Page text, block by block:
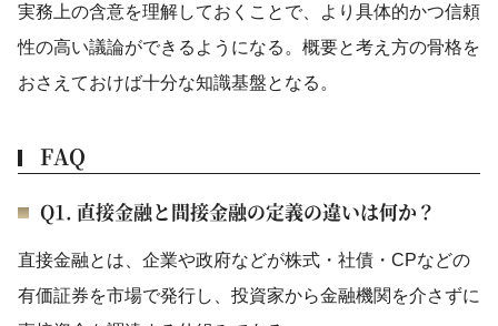
実務上の含意を理解しておくことで、より具体的かつ信頼
性の高い議論ができるようになる。概要と考え方の骨格を
おさえておけば十分な知識基盤となる。
FAQ
Q1. 直接金融と間接金融の定義の違いは何か？
直接金融とは、企業や政府などが株式・社債・CPなどの
有価証券を市場で発行し、投資家から金融機関を介さずに